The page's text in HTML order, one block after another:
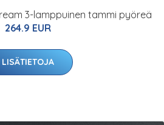
3-lamppuinen tammi pyöreä
264.9 EUR
LISÄTIETOJA